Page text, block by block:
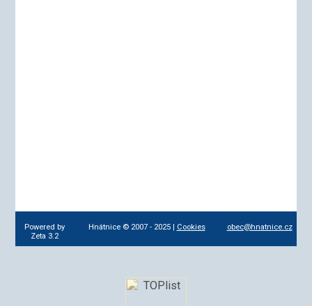
Powered by
Zeta 3.2
Hnátnice © 2007 - 2025 | Cookies obec@hnatnice.cz